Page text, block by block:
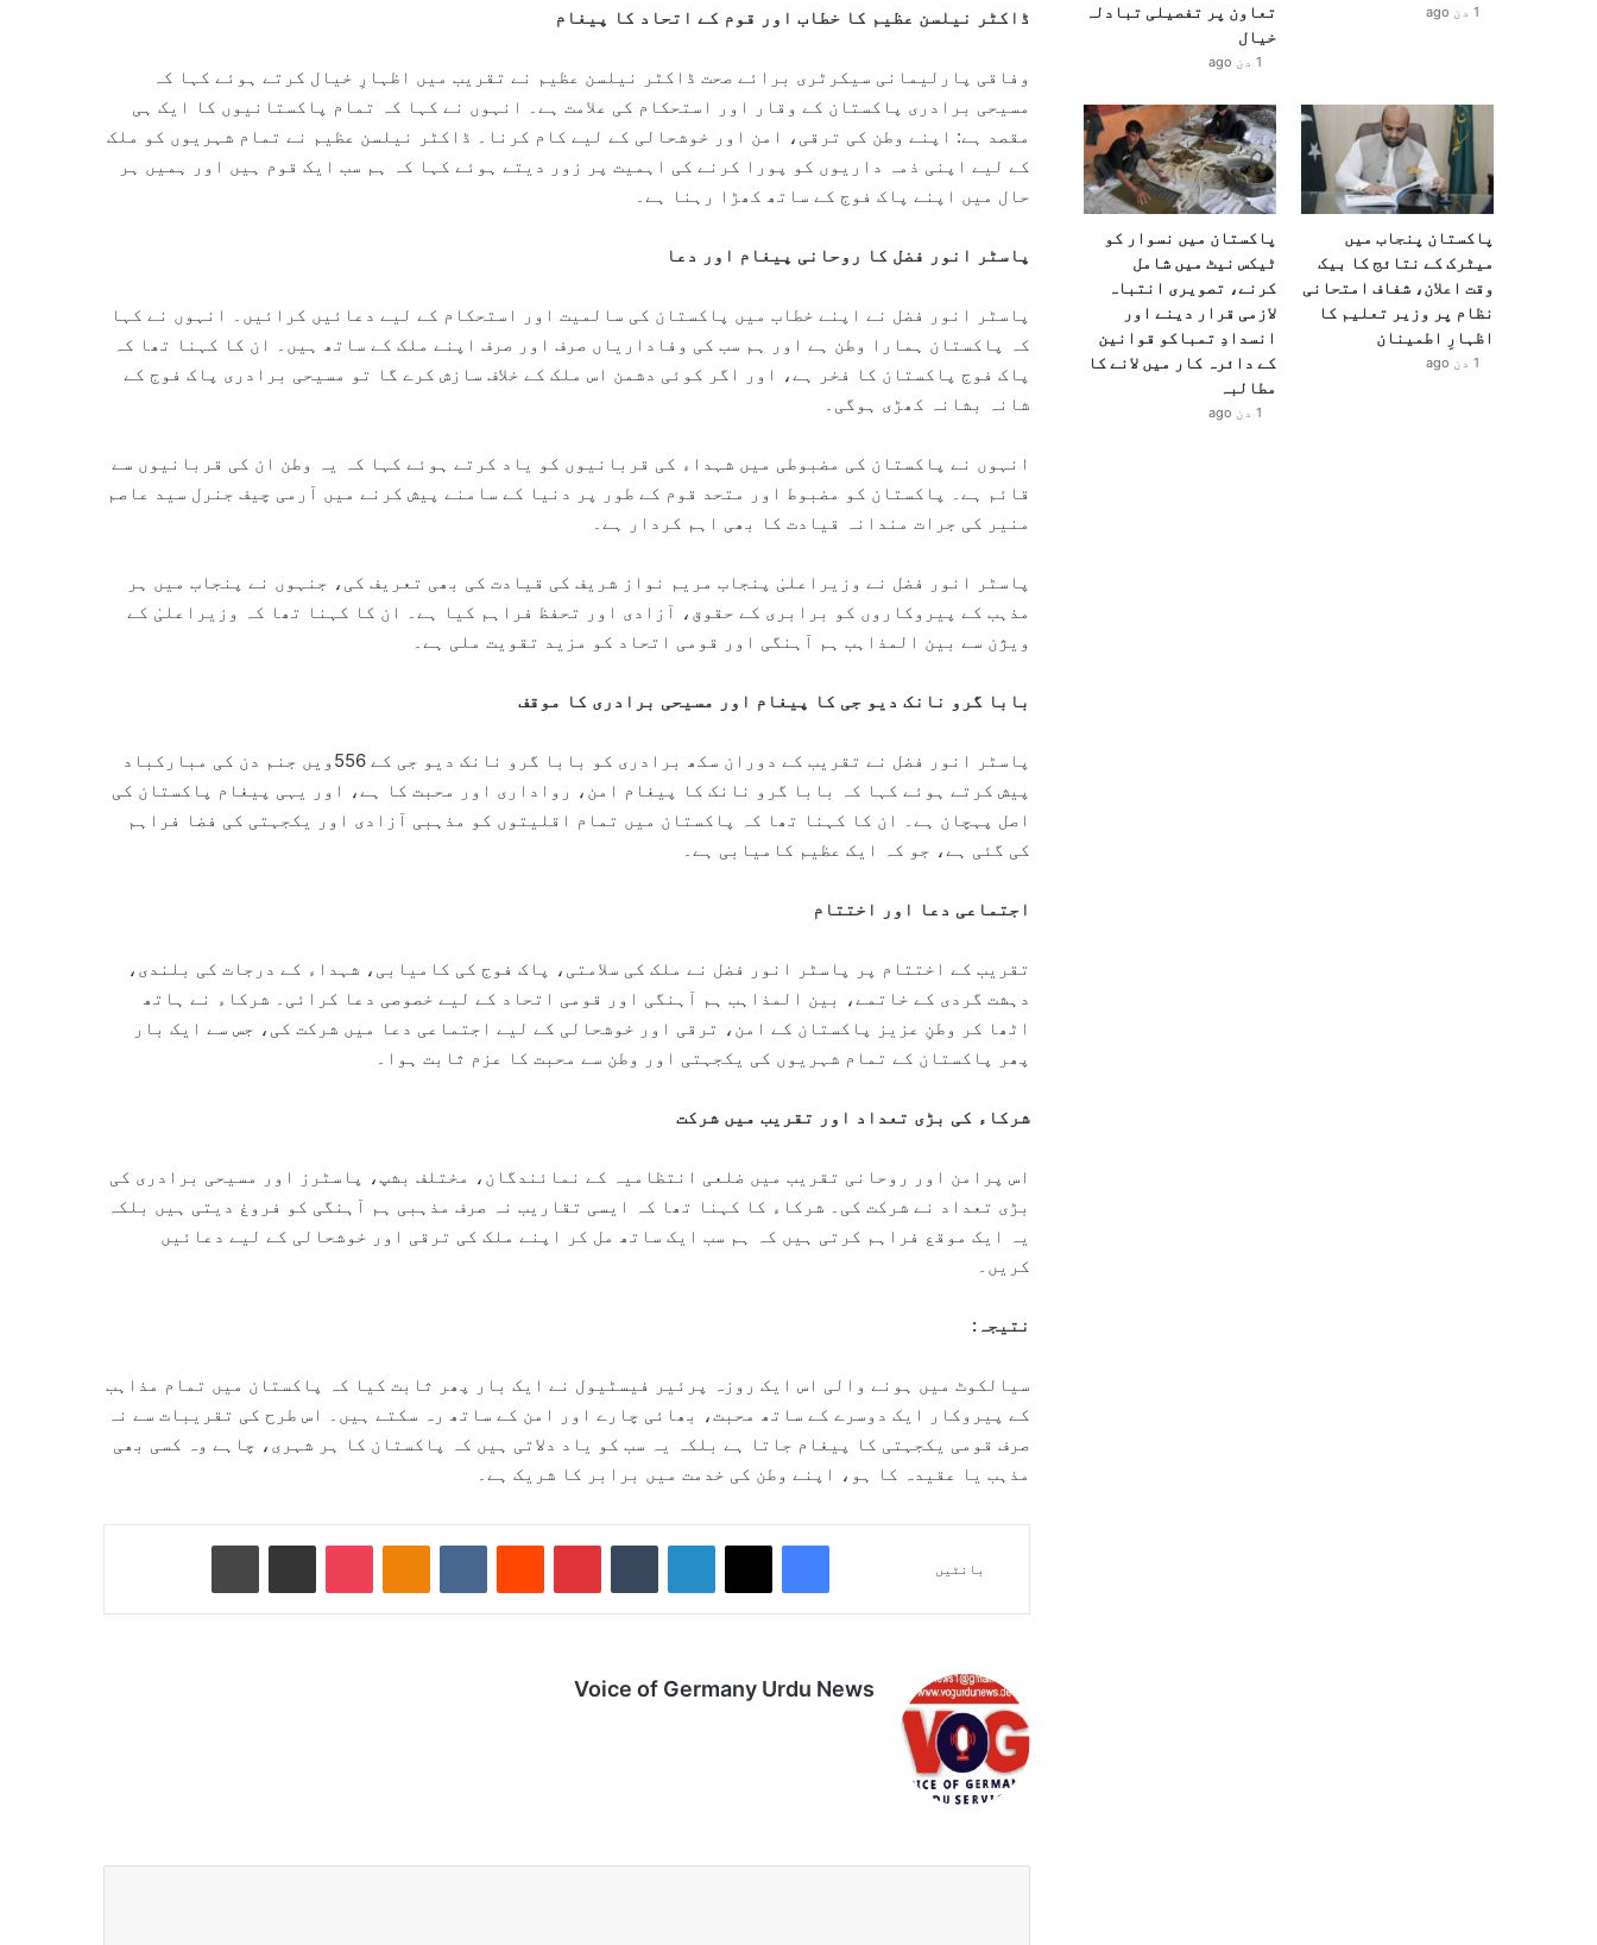
ڈاکٹر نیلسن عظیم کا خطاب اور قوم کے اتحاد کا پیغام
وفاقی پارلیمانی سیکرٹری برائے صحت ڈاکٹر نیلسن عظیم نے تقریب میں اظہارِ خیال کرتے ہوئے کہا کہ
مسیحی برادری پاکستان کے وقار اور استحکام کی علامت ہے۔ انہوں نے کہا کہ تمام پاکستانیوں کا ایک ہی
مقصد ہے: اپنے وطن کی ترقی، امن اور خوشحالی کے لیے کام کرنا۔ ڈاکٹر نیلسن عظیم نے تمام شہریوں کو ملک
کے لیے اپنی ذمہ داریوں کو پورا کرنے کی اہمیت پر زور دیتے ہوئے کہا کہ ہم سب ایک قوم ہیں اور ہمیں ہر
حال میں اپنے پاک فوج کے ساتھ کھڑا رہنا ہے۔
پاسٹر انور فضل کا روحانی پیغام اور دعا
پاسٹر انور فضل نے اپنے خطاب میں پاکستان کی سالمیت اور استحکام کے لیے دعائیں کرائیں۔ انہوں نے کہا
کہ پاکستان ہمارا وطن ہے اور ہم سب کی وفاداریاں صرف اور صرف اپنے ملک کے ساتھ ہیں۔ ان کا کہنا تھا کہ
پاک فوج پاکستان کا فخر ہے، اور اگر کوئی دشمن اس ملک کے خلاف سازش کرے گا تو مسیحی برادری پاک فوج کے
شانہ بشانہ کھڑی ہوگی۔
انہوں نے پاکستان کی مضبوطی میں شہداء کی قربانیوں کو یاد کرتے ہوئے کہا کہ یہ وطن ان کی قربانیوں سے
قائم ہے۔ پاکستان کو مضبوط اور متحد قوم کے طور پر دنیا کے سامنے پیش کرنے میں آرمی چیف جنرل سید عاصم
منیر کی جرات مندانہ قیادت کا بھی اہم کردار ہے۔
پاسٹر انور فضل نے وزیراعلیٰ پنجاب مریم نواز شریف کی قیادت کی بھی تعریف کی، جنہوں نے پنجاب میں ہر
مذہب کے پیروکاروں کو برابری کے حقوق، آزادی اور تحفظ فراہم کیا ہے۔ ان کا کہنا تھا کہ وزیراعلیٰ کے
ویژن سے بین المذاہب ہم آہنگی اور قومی اتحاد کو مزید تقویت ملی ہے۔
بابا گرو نانک دیو جی کا پیغام اور مسیحی برادری کا موقف
پاسٹر انور فضل نے تقریب کے دوران سکھ برادری کو بابا گرو نانک دیو جی کے 556ویں جنم دن کی مبارکباد
پیش کرتے ہوئے کہا کہ بابا گرو نانک کا پیغام امن، رواداری اور محبت کا ہے، اور یہی پیغام پاکستان کی
اصل پہچان ہے۔ ان کا کہنا تھا کہ پاکستان میں تمام اقلیتوں کو مذہبی آزادی اور یکجہتی کی فضا فراہم
کی گئی ہے، جو کہ ایک عظیم کامیابی ہے۔
اجتماعی دعا اور اختتام
تقریب کے اختتام پر پاسٹر انور فضل نے ملک کی سلامتی، پاک فوج کی کامیابی، شہداء کے درجات کی بلندی،
دہشت گردی کے خاتمے، بین المذاہب ہم آہنگی اور قومی اتحاد کے لیے خصوصی دعا کرائی۔ شرکاء نے ہاتھ
اٹھا کر وطنِ عزیز پاکستان کے امن، ترقی اور خوشحالی کے لیے اجتماعی دعا میں شرکت کی، جس سے ایک بار
پھر پاکستان کے تمام شہریوں کی یکجہتی اور وطن سے محبت کا عزم ثابت ہوا۔
شرکاء کی بڑی تعداد اور تقریب میں شرکت
اس پرامن اور روحانی تقریب میں ضلعی انتظامیہ کے نمائندگان، مختلف بشپ، پاسٹرز اور مسیحی برادری کی
بڑی تعداد نے شرکت کی۔ شرکاء کا کہنا تھا کہ ایسی تقاریب نہ صرف مذہبی ہم آہنگی کو فروغ دیتی ہیں بلکہ
یہ ایک موقع فراہم کرتی ہیں کہ ہم سب ایک ساتھ مل کر اپنے ملک کی ترقی اور خوشحالی کے لیے دعائیں
کریں۔
نتیجہ:
سیالکوٹ میں ہونے والی اس ایک روزہ پرئیر فیسٹیول نے ایک بار پھر ثابت کیا کہ پاکستان میں تمام مذاہب
کے پیروکار ایک دوسرے کے ساتھ محبت، بھائی چارے اور امن کے ساتھ رہ سکتے ہیں۔ اس طرح کی تقریبات سے نہ
صرف قومی یکجہتی کا پیغام جاتا ہے بلکہ یہ سب کو یاد دلاتی ہیں کہ پاکستان کا ہر شہری، چاہے وہ کسی بھی
مذہب یا عقیدہ کا ہو، اپنے وطن کی خدمت میں برابر کا شریک ہے۔
بانٹیں
X
LinkedIn
VKontakte ای میل کے ذریعے شیئر کریں
Voice of Germany Urdu News
1 دن ago
تعاون پر تفصیلی تبادلہ
خیال
1 دن ago
پاکستان پنجاب میں
میٹرک کے نتائج کا بیک
وقت اعلان، شفاف امتحانی
نظام پر وزیر تعلیم کا
اظہارِ اطمینان
1 دن ago
پاکستان میں نسوار کو
ٹیکس نیٹ میں شامل
کرنے، تصویری انتباہ
لازمی قرار دینے اور
انسدادِ تمباکو قوانین
کے دائرہ کار میں لانے کا
مطالبہ
1 دن ago